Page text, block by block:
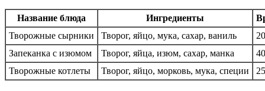
Название блюда Ингредиенты
Творожные сырники
Творог, яйцо, мука, сахар, ваниль
Запеканка с изюмом
Творог, яйца, изюм, сахар, манка
Творожные котлеты
Творог, яйцо, морковь, мука, специи